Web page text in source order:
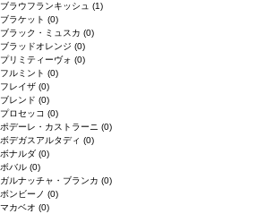
ブラウフランキッシュ (1)
ブラケット (0)
ブラック・ミュスカ (0)
ブラッドオレンジ (0)
プリミティーヴォ (0)
フルミント (0)
フレイザ (0)
ブレンド (0)
プロセッコ (0)
ポデーレ・カストラーニ (0)
ボデガスアルタディ (0)
ボナルダ (0)
ボバル (0)
ガルナッチャ・ブランカ (0)
ボンビーノ (0)
マカベオ (0)